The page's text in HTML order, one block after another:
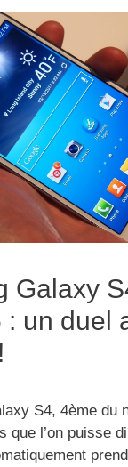
Galaxy
: un duel
S4, 4ème du
que l’on puisse